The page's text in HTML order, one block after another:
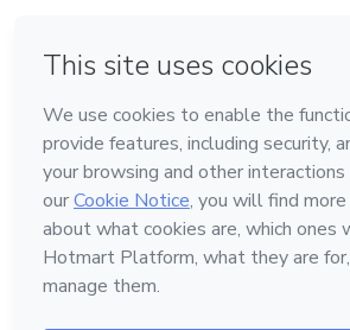
Feito com ❤ em Bogotá
Conheça a Hotmart
Idioma
Português